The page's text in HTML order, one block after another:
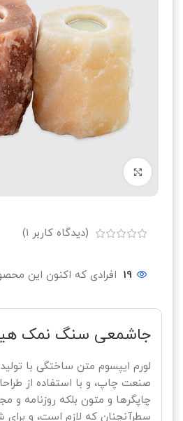
(دیدگاه کاربر 1
)
19 افرادی که اکنون این
جاشمعی سنگ نمک
لورم ایپسوم متن ساختگی با
صنعت چاپ، و با استفاده از
چاپگرها و متون بلکه روزنامه و
سطرآنچنان که لازم است، و برای